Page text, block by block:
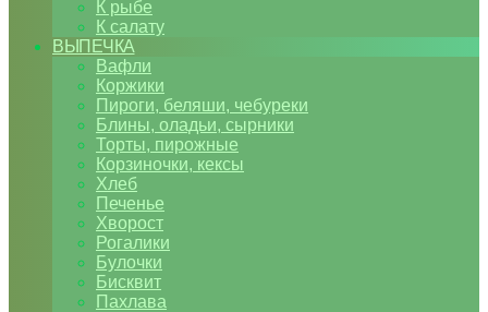
К рыбе
К салату
ВЫПЕЧКА
Вафли
Коржики
Пироги, беляши, чебуреки
Блины, оладьи, сырники
Торты, пирожные
Корзиночки, кексы
Хлеб
Печенье
Хворост
Рогалики
Булочки
Бисквит
Пахлава